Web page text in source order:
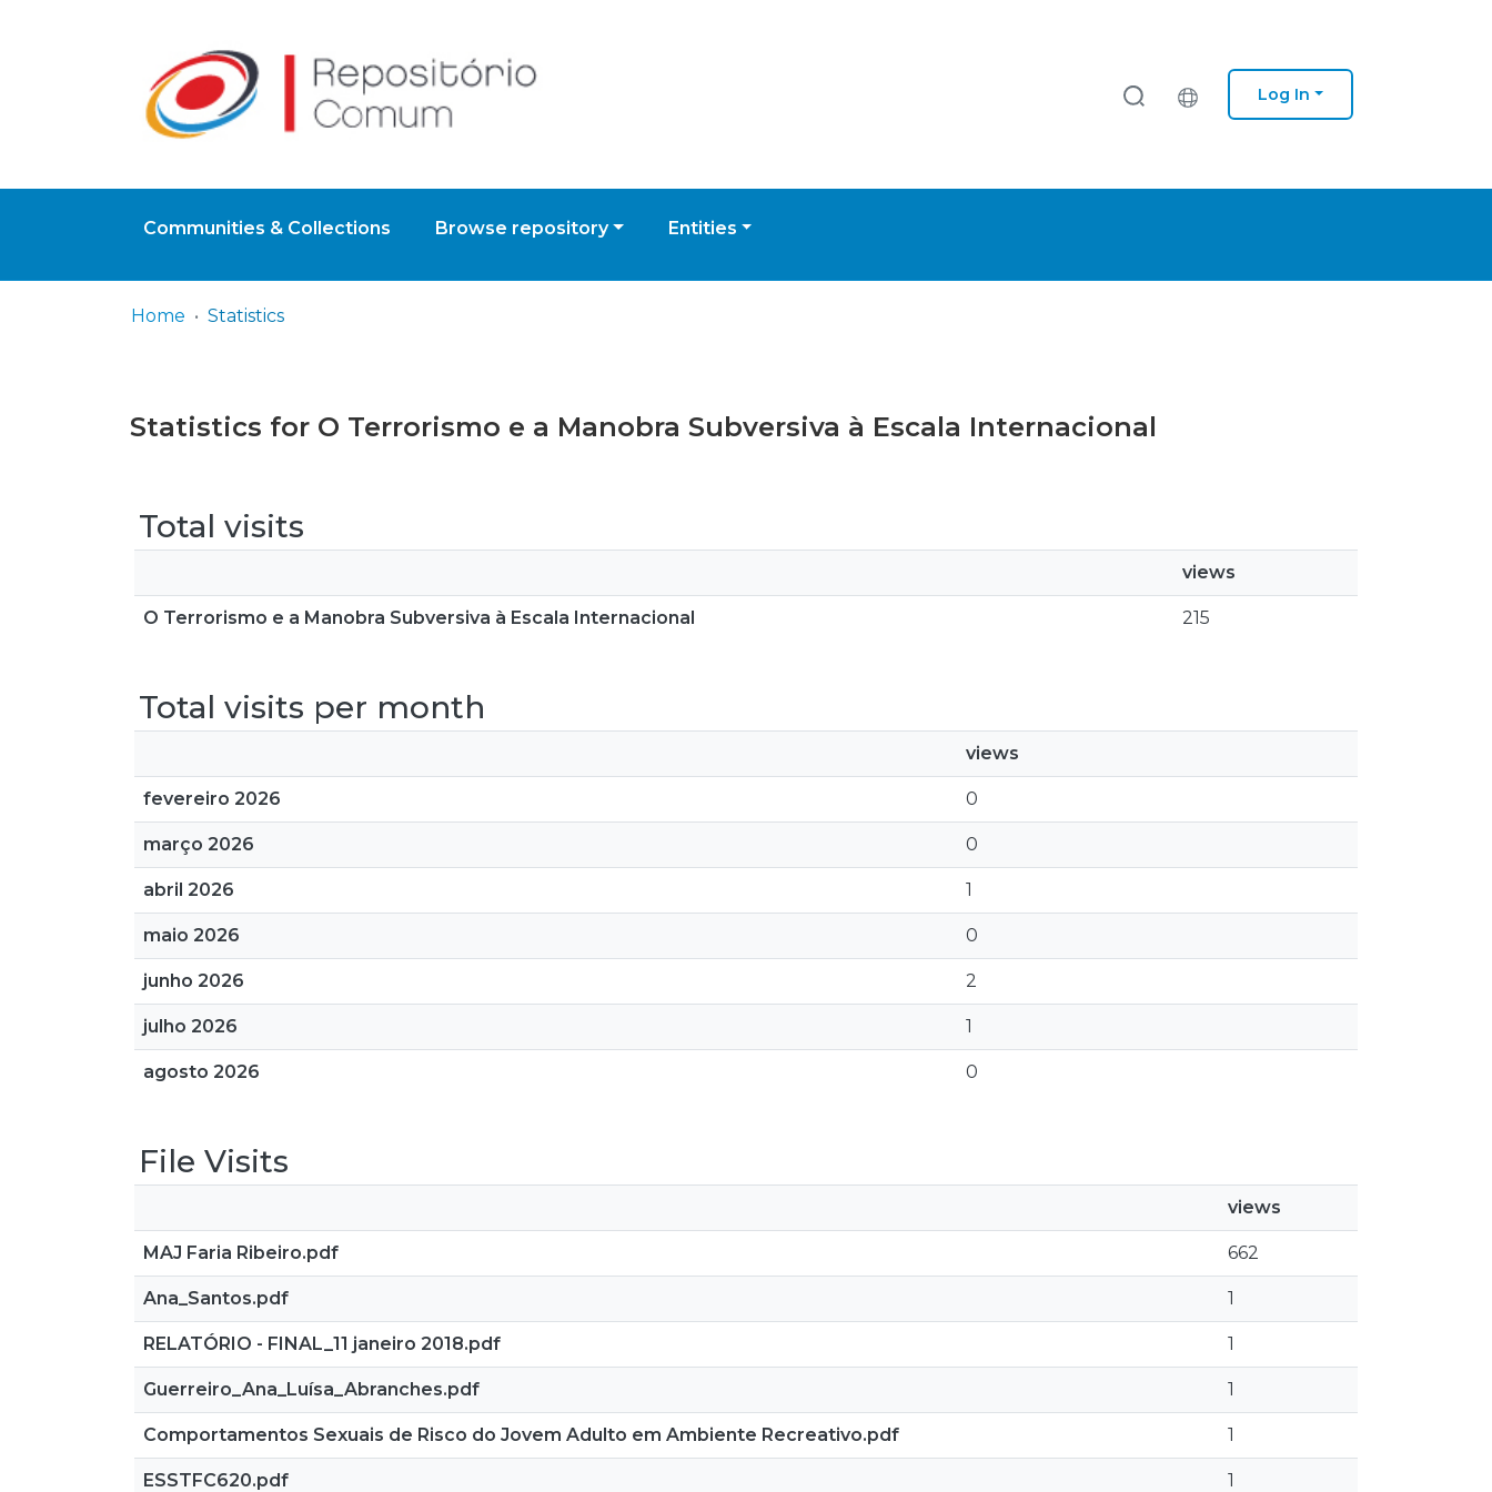
Log In
Communities & Collections Browse repository Entities
Home Statistics
Statistics for O Terrorismo e a Manobra Subversiva à Escala Internacional
Total visits
views
O Terrorismo e a Manobra Subversiva à Escala Internacional 215
Total visits per month
views
fevereiro 2026 0
março 2026 0
abril 2026 1
maio 2026 0
junho 2026 2
julho 2026 1
agosto 2026 0
File Visits
views
MAJ Faria Ribeiro.pdf 662
Ana_Santos.pdf 1
RELATÓRIO - FINAL_11 janeiro 2018.pdf 1
Guerreiro_Ana_Luísa_Abranches.pdf 1
Comportamentos Sexuais de Risco do Jovem Adulto em Ambiente Recreativo.pdf 1
ESSTFC620.pdf 1